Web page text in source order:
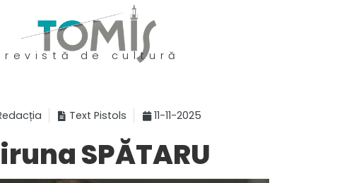
revistă de cultură
Text Pistols 11-11-2025
SPĂTARU